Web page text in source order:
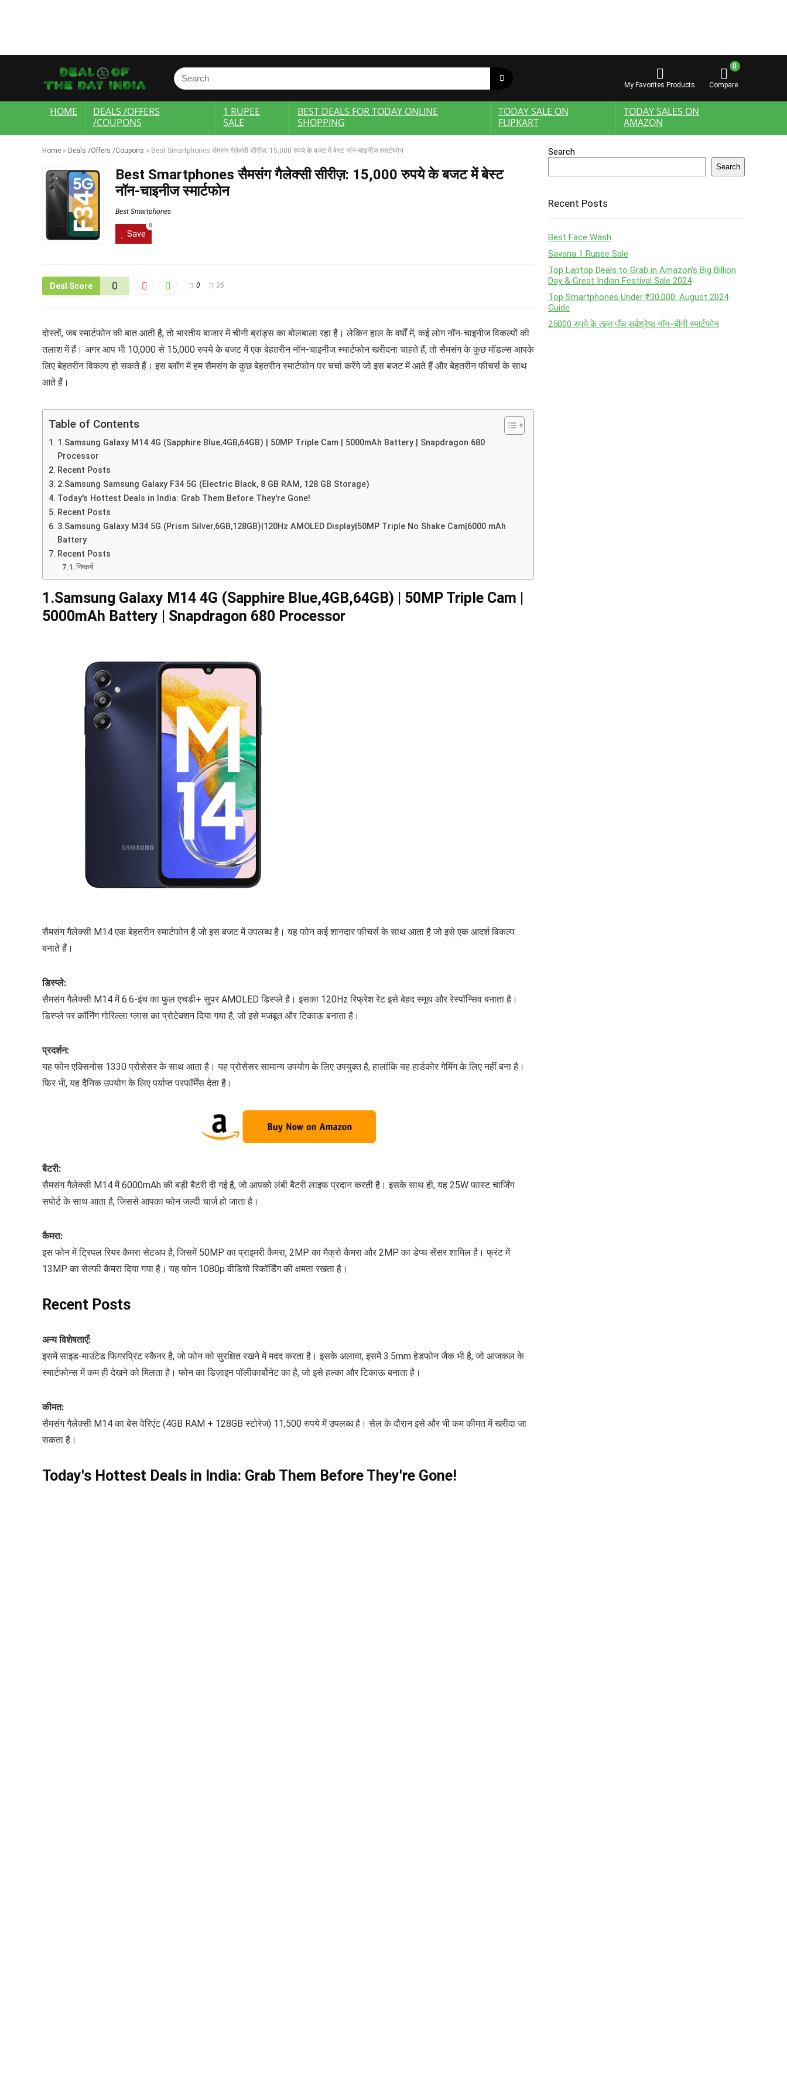
My Favorites Products
0
Compare
HOME
DEALS /OFFERS
/COUPONS
1 RUPEE
SALE
BEST DEALS FOR TODAY ONLINE
SHOPPING
TODAY SALE ON
FLIPKART
TODAY SALES ON
AMAZON
Home » Deals /Offers /Coupons » Best Smartphones सैमसंग गैलेक्सी सीरीज़: 15,000 रुपये के बजट में बेस्ट नॉन-चाइनीज स्मार्टफोन
Best Smartphones सैमसंग गैलेक्सी सीरीज़: 15,000 रुपये के बजट में बेस्ट
नॉन-चाइनीज स्मार्टफोन
Best Smartphones
Save
0
Deal Score 0 0 35
दोस्तों, जब स्मार्टफोन की बात आती है, तो भारतीय बाजार में चीनी ब्रांड्स का बोलबाला रहा है। लेकिन हाल के वर्षों में, कई लोग नॉन-चाइनीज विकल्पों की
तलाश में हैं। अगर आप भी 10,000 से 15,000 रुपये के बजट में एक बेहतरीन नॉन-चाइनीज स्मार्टफोन खरीदना चाहते हैं, तो सैमसंग के कुछ मॉडल्स आपके
लिए बेहतरीन विकल्प हो सकते हैं। इस ब्लॉग में हम सैमसंग के कुछ बेहतरीन स्मार्टफोन पर चर्चा करेंगे जो इस बजट में आते हैं और बेहतरीन फीचर्स के साथ
आते हैं।
Table of Contents
1.Samsung Galaxy M14 4G (Sapphire Blue,4GB,64GB) | 50MP Triple Cam | 5000mAh Battery | Snapdragon 680
Processor
Recent Posts
2.Samsung Samsung Galaxy F34 5G (Electric Black, 8 GB RAM, 128 GB Storage)
Today's Hottest Deals in India: Grab Them Before They're Gone!
Recent Posts
3.Samsung Galaxy M34 5G (Prism Silver,6GB,128GB)|120Hz AMOLED Display|50MP Triple No Shake Cam|6000 mAh
Battery
Recent Posts
निष्कर्ष
1.Samsung Galaxy M14 4G (Sapphire Blue,4GB,64GB) | 50MP Triple Cam |
5000mAh Battery | Snapdragon 680 Processor
सैमसंग गैलेक्सी M14 एक बेहतरीन स्मार्टफोन है जो इस बजट में उपलब्ध है। यह फोन कई शानदार फीचर्स के साथ आता है जो इसे एक आदर्श विकल्प
बनाते हैं।
डिस्प्ले:
सैमसंग गैलेक्सी M14 में 6.6-इंच का फुल एचडी+ सुपर AMOLED डिस्प्ले है। इसका 120Hz रिफ्रेश रेट इसे बेहद स्मूथ और रेस्पॉन्सिव बनाता है।
डिस्प्ले पर कॉर्निंग गोरिल्ला ग्लास का प्रोटेक्शन दिया गया है, जो इसे मजबूत और टिकाऊ बनाता है।
प्रदर्शन:
यह फोन एक्सिनोस 1330 प्रोसेसर के साथ आता है। यह प्रोसेसर सामान्य उपयोग के लिए उपयुक्त है, हालांकि यह हार्डकोर गेमिंग के लिए नहीं बना है।
फिर भी, यह दैनिक उपयोग के लिए पर्याप्त परफॉर्मेंस देता है।
बैटरी:
सैमसंग गैलेक्सी M14 में 6000mAh की बड़ी बैटरी दी गई है, जो आपको लंबी बैटरी लाइफ प्रदान करती है। इसके साथ ही, यह 25W फास्ट चार्जिंग
सपोर्ट के साथ आता है, जिससे आपका फोन जल्दी चार्ज हो जाता है।
कैमरा:
इस फोन में ट्रिपल रियर कैमरा सेटअप है, जिसमें 50MP का प्राइमरी कैमरा, 2MP का मैक्रो कैमरा और 2MP का डेप्थ सेंसर शामिल है। फ्रंट में
13MP का सेल्फी कैमरा दिया गया है। यह फोन 1080p वीडियो रिकॉर्डिंग की क्षमता रखता है।
Recent Posts
अन्य विशेषताएँ:
इसमें साइड-माउंटेड फिंगरप्रिंट स्कैनर है, जो फोन को सुरक्षित रखने में मदद करता है। इसके अलावा, इसमें 3.5mm हेडफोन जैक भी है, जो आजकल के
स्मार्टफोन्स में कम ही देखने को मिलता है। फोन का डिज़ाइन पॉलीकार्बोनेट का है, जो इसे हल्का और टिकाऊ बनाता है।
कीमत:
सैमसंग गैलेक्सी M14 का बेस वेरिएंट (4GB RAM + 128GB स्टोरेज) 11,500 रुपये में उपलब्ध है। सेल के दौरान इसे और भी कम कीमत में खरीदा जा
सकता है।
Today's Hottest Deals in India: Grab Them Before They're Gone!
Search
Search
Recent Posts
Best Face Wash
Savana 1 Rupee Sale
Top Laptop Deals to Grab in Amazon’s Big Billion
Day & Great Indian Festival Sale 2024
Top Smartphones Under ₹30,000: August 2024
Guide
25000 रुपये के तहत पाँच सर्वश्रेष्ठ नॉन-चीनी स्मार्टफोन